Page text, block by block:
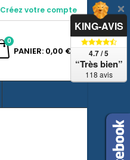
Créez votre compte
PANIER
0
0,00 €
KING-AVIS
4.7 / 5
“Très bien”
118 avis